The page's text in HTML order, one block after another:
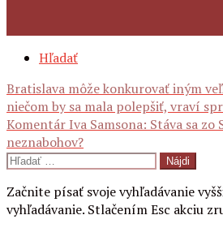
SECONDARY
Hľadať
Navigácia
článku
Bratislava môže konkurovať iným
niečom by sa mala polepšiť, vraví
Komentár Iva Samsona: Stáva sa zo
neznabohov?
Hľadať:
Začnite písať svoje vyhľadávanie
vyhľadávanie. Stlačením Esc akciu